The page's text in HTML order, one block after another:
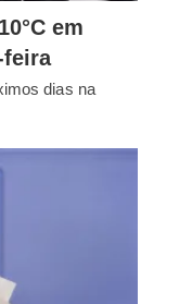
em
feira
dias na